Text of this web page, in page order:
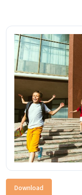
Download